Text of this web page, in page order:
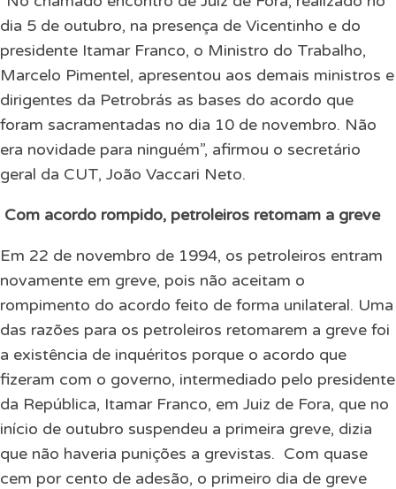
dia 5 de outubro, na presença de Vicentinho e do
presidente Itamar Franco, o Ministro do Trabalho,
Marcelo Pimentel, apresentou aos demais ministros e
dirigentes da Petrobrás as bases do acordo que
foram sacramentadas no dia 10 de novembro. Não
era novidade para ninguém”, afirmou o secretário
geral da CUT, João Vaccari Neto.
Com acordo rompido, petroleiros retomam a greve
Em 22 de novembro de 1994, os petroleiros entram
novamente em greve, pois não aceitam o
rompimento do acordo feito de forma unilateral. Uma
das razões para os petroleiros retomarem a greve foi
a existência de inquéritos porque o acordo que
fizeram com o governo, intermediado pelo presidente
da República, Itamar Franco, em Juiz de Fora, que no
início de outubro suspendeu a primeira greve, dizia
que não haveria punições a grevistas. Com quase
cem por cento de adesão, o primeiro dia de greve